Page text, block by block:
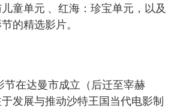
童单元 、红海：珍宝单元，以及
的精选影片。
节在达曼市成立（后迁至宰赫
发展与推动沙特王国当代电影制